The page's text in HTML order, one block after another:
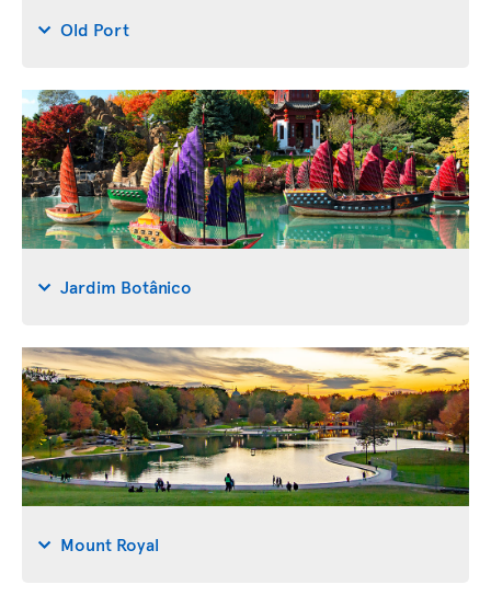
Old Port
Jardim Botânico
Mount Royal